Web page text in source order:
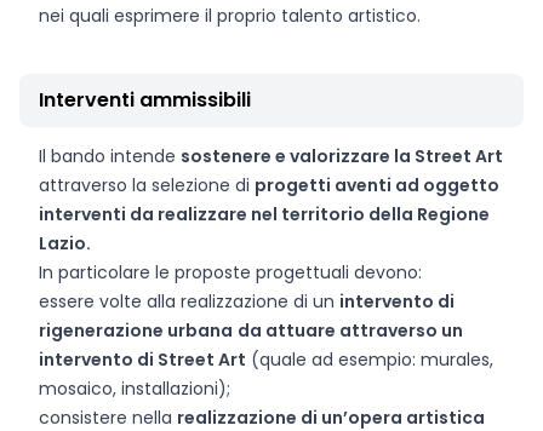
nei quali esprimere il proprio talento artistico.
Interventi ammissibili
Il bando intende sostenere e valorizzare la Street Art
attraverso la selezione di progetti aventi ad oggetto
interventi da realizzare nel territorio della Regione
Lazio.
In particolare le proposte progettuali devono:
essere volte alla realizzazione di un intervento di
rigenerazione urbana da attuare attraverso un
intervento di Street Art (quale ad esempio: murales,
mosaico, installazioni);
consistere nella realizzazione di un’opera artistica